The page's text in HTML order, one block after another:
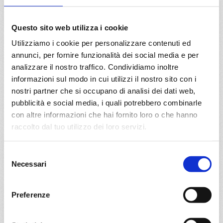
Questo sito web utilizza i cookie
Utilizziamo i cookie per personalizzare contenuti ed
annunci, per fornire funzionalità dei social media e per
analizzare il nostro traffico. Condividiamo inoltre
informazioni sul modo in cui utilizzi il nostro sito con i
nostri partner che si occupano di analisi dei dati web,
pubblicità e social media, i quali potrebbero combinarle
con altre informazioni che hai fornito loro o che hanno
raccolto dal tuo utilizzo dei loro servizi.
delNecessari
Preferenze
€ 833
a partire da
€ 833
Mediterraneo8 giorni
daCivitavecchia
Civitavecchia, Palma de mallorca, Barcellona, Marsiglia,
06/10/2027